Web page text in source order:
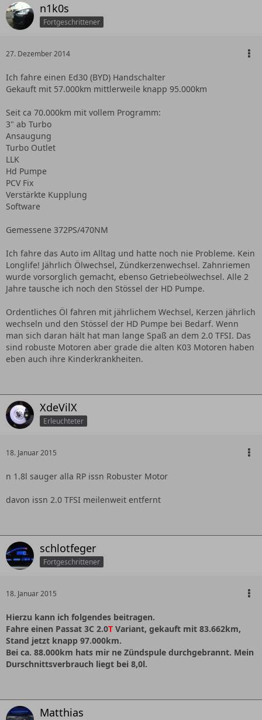
n1k0s
Fortgeschrittener
27. Dezember 2014
Ich fahre einen Ed30 (BYD) Handschalter
Gekauft mit 57.000km mittlerweile knapp 95.000km
Seit ca 70.000km mit vollem Programm:
3" ab Turbo
Ansaugung
Turbo Outlet
LLK
Hd Pumpe
PCV Fix
Verstärkte Kupplung
Software
Gemessene 372PS/470NM
Ich fahre das Auto im Alltag und hatte noch nie Probleme. Kein
Longlife! Jährlich Ölwechsel, Zündkerzenwechsel. Zahnriemen
wurde vorsorglich gemacht, ebenso Getriebeölwechsel. Alle 2
Jahre tausche ich noch den Stössel der HD Pumpe.
Ordentliches Öl fahren mit jährlichem Wechsel, Kerzen jährlich
wechseln und den Stössel der HD Pumpe bei Bedarf. Wenn
man sich daran hält hat man lange Spaß an dem 2.0 TFSI. Das
sind robuste Motoren aber grade die alten K03 Motoren haben
eben auch ihre Kinderkrankheiten.
XdeVilX
Erleuchteter
18. Januar 2015
n 1.8l sauger alla RP issn Robuster Motor
davon issn 2.0 TFSI meilenweit entfernt
schlotfeger
Fortgeschrittener
18. Januar 2015
Hierzu kann ich folgendes beitragen.
Fahre einen Passat 3C 2.0T Variant, gekauft mit 83.662km,
Stand jetzt knapp 97.000km.
Bei ca. 88.000km hats mir ne Zündspule durchgebrannt. Mein
Durschnittsverbrauch liegt bei 8,0l.
Matthias